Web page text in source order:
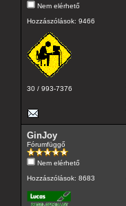
Nem elérhető
Hozzászólások: 9466
30 / 993-7376
GinJoy
Fórumfüggő
Nem elérhető
Hozzászólások: 8683